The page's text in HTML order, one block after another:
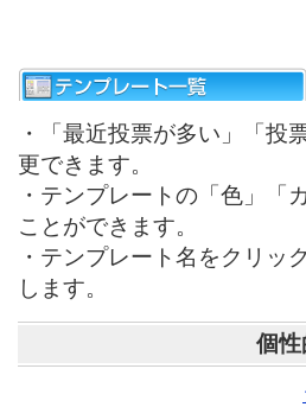
・「最近投票が多い」「投
更できます。
・テンプレートの「色」「
ことができます。
・テンプレート名をクリッ
します。
個